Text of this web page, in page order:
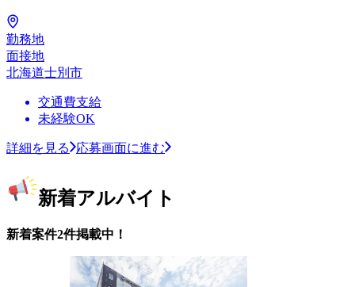
勤務地
面接地
北海道士別市
交通費支給
未経験OK
詳細を見る 応募画面に進む
新着アルバイト
新着案件2件掲載中！